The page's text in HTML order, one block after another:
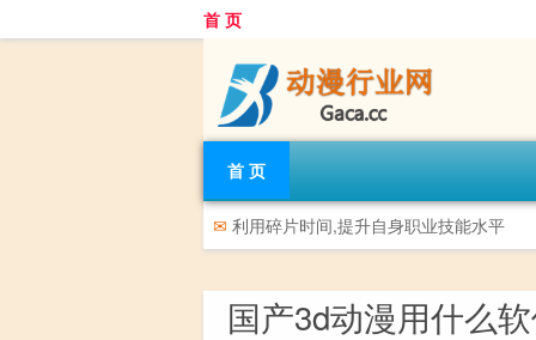
首 页
首 页
✉ 利用碎片时间,提升自身职业技能水平
国产3d动漫用什么